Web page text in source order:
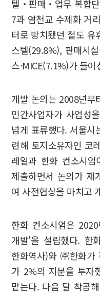
텔‧판매‧업무 복합단
7과 염천교 수제화 거
터로 방치됐던 철도 유
스텔(29.8%), 판매시
스·MICE(7.1%)가 들어
개발 논의는 2008년부
민간사업자가 사업성
넘게 표류했다. 서울
련해 토지소유자인 코
레일과 한화 컨소시
제출하면서 논의가 재
여 사전협상을 마치고
한화 컨소시엄은
개발'을 설립했다. 한
한화역사)와 ㈜한화가
가 2%의 지분을 투자
맡는다. 다음 달 착공